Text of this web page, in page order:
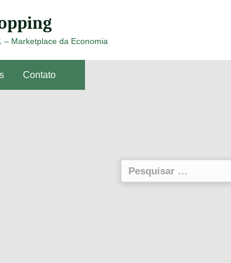
– Marketplace da Economia
Contato
Pesquisar
por: